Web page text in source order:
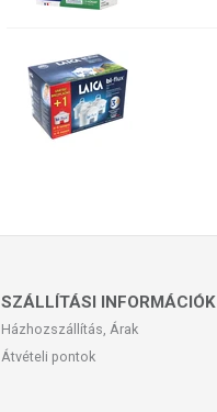
SZÁLLÍTÁSI INFORMÁCIÓK
Házhozszállítás, Árak
Átvételi pontok